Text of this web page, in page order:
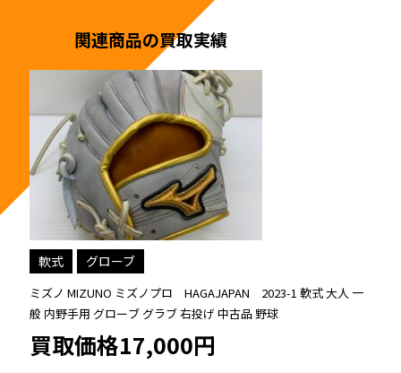
関連商品の買取実績
グローブ 硬式
ミズノ MIZUNO ワールドウィン 硬式 大人 一般 キャッチャーミッ
ト 捕手 グローブ グラブ 右投げ プロフェッショナルモデル ビッグ
M 中古品 野球
買取価格12,000円